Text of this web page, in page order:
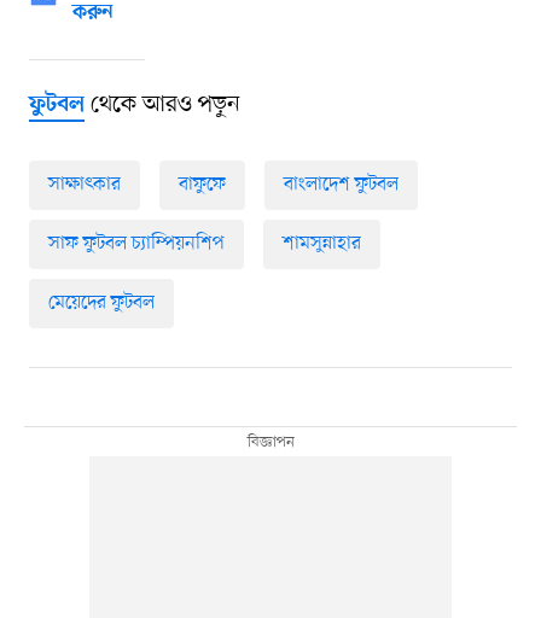
করুন
ফুটবলথেকে আরও পড়ুন
সাক্ষাৎকার বাফুফে বাংলাদেশ ফুটবল
সাফ ফুটবল চ্যাম্পিয়নশিপ শামসুন্নাহার
মেয়েদের ফুটবল